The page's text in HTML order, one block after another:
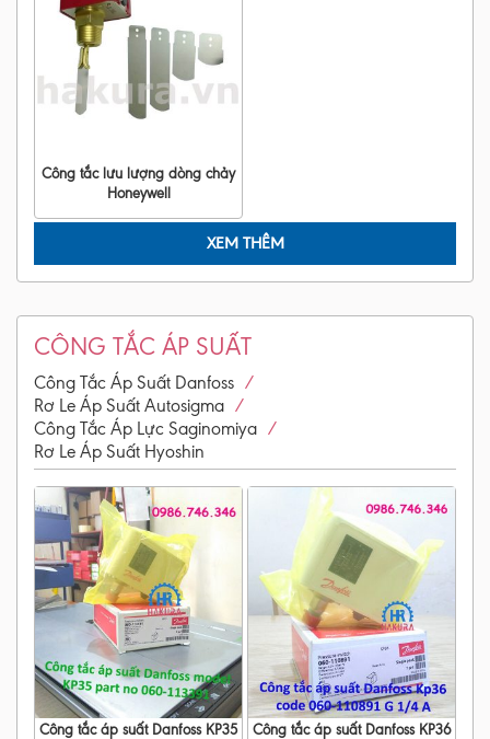
Công tắc lưu lượng dòng chảy
Honeywell
XEM THÊM
CÔNG TẮC ÁP SUẤT
Công Tắc Áp Suất Danfoss /
Rơ Le Áp Suất Autosigma /
Công Tắc Áp Lực Saginomiya /
Rơ Le Áp Suất Hyoshin
Công tắc áp suất Danfoss KP35
Công tắc áp suất Danfoss KP36